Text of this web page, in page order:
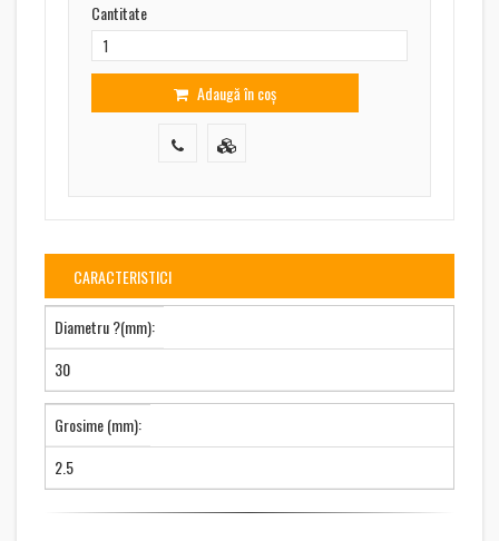
Cantitate
Adaugă în coș
CARACTERISTICI
Diametru ?(mm):
30
Grosime (mm):
2.5